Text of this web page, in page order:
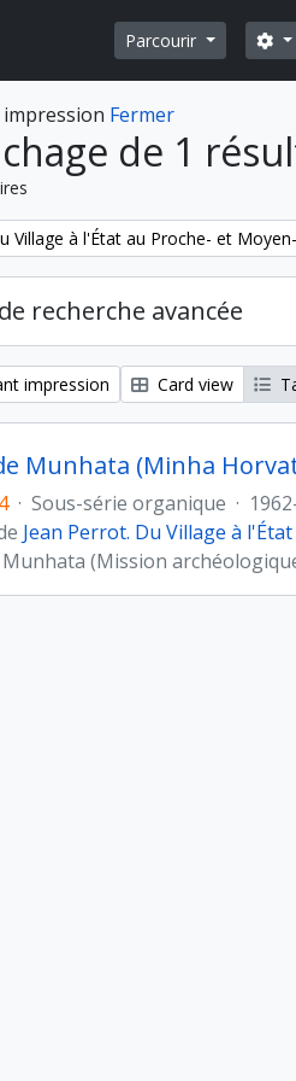
Parcourir
Fermer
de 1
Village à l'État au Proche- et
recherche avancée
impression Card view
Munhata (Minha
· Sous-série organique ·
Jean Perrot. Du Village à
(Mission